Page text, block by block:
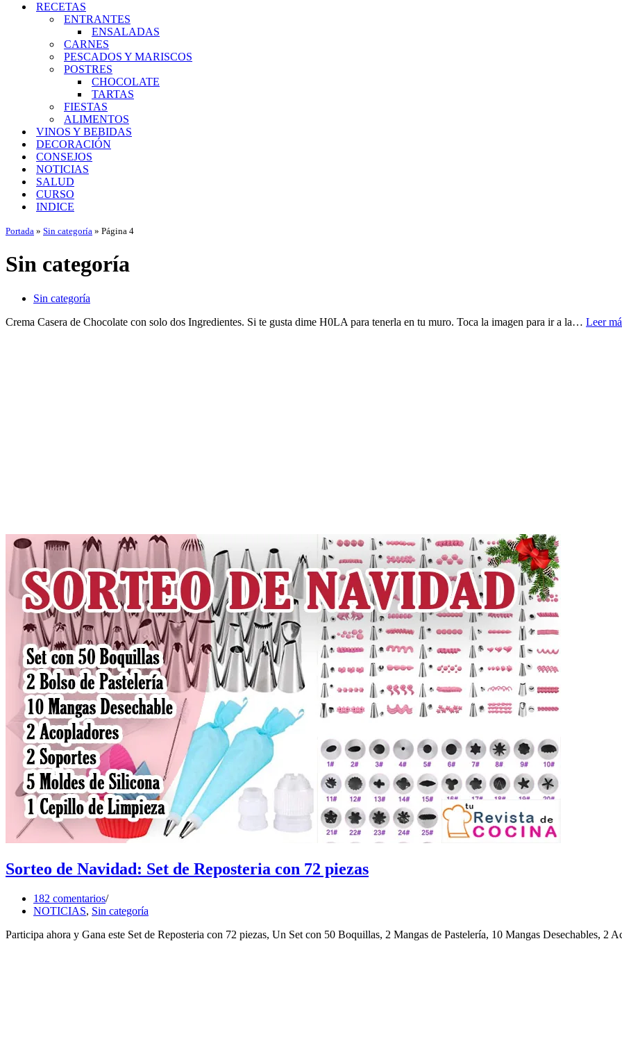
navegaciónRECETAS
ENTRANTES
ENSALADAS
CARNES
PESCADOS Y MARISCOS
POSTRES
CHOCOLATE
TARTAS
FIESTAS
ALIMENTOS
VINOS Y BEBIDAS
DECORACIÓN
CONSEJOS
NOTICIAS
SALUD
CURSO
INDICE
Portada » Sin categoría » Página 4
Sin categoría
Sin categoría
Crema Casera de Chocolate con solo dos Ingredientes. Si te gusta dime H0LA para tenerla en tu muro. Toca la imagen para ir a la… Leer
Sorteo de Navidad: Set de Reposteria con 72 piezas
182 comentarios
NOTICIAS, Sin categoría
Participa ahora y Gana este Set de Reposteria con 72 piezas, Un Set con 50 Boquillas, 2 Mangas de Pastelería, 10 Mangas Desechables, 2